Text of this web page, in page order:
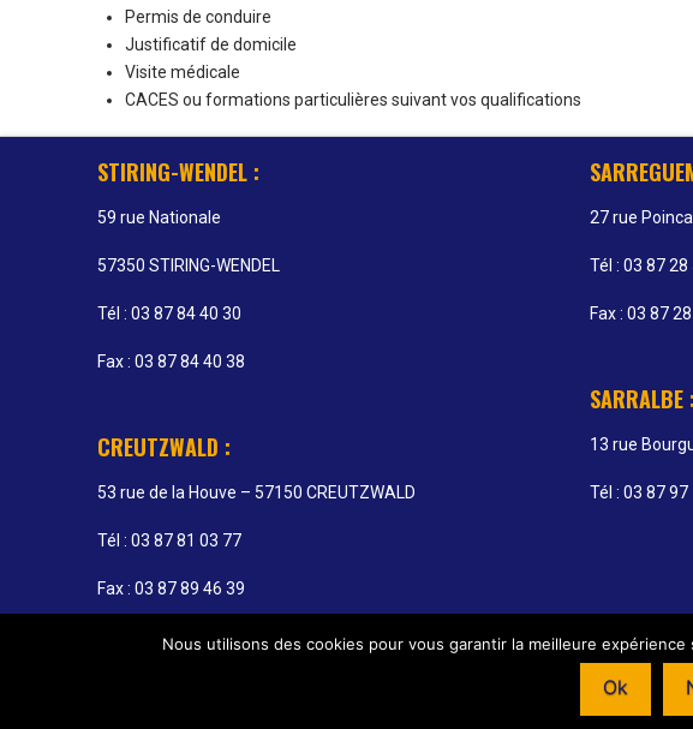
Permis de conduire
Justificatif de domicile
Visite médicale
CACES ou formations particulières suivant vos qualifications
STIRING-WENDEL :
59 rue Nationale
57350 STIRING-WENDEL
Tél : 03 87 84 40 30
Fax : 03 87 84 40 38
CREUTZWALD :
53 rue de la Houve – 57150 CREUTZWALD
Tél : 03 87 81 03 77
Fax : 03 87 89 46 39
27 rue
Tél : 03 87 28
Fax : 03 87
SARRALBE :
13 rue
Tél : 03 87 97
Horaires d’ouverture de nos
© INTERIM SANS FRONTIERE - 59 RUE NATIONALE - 57350 STIRING-WENDEL –
Nous utilisons des cookies pour vous garantir la meilleure
Ok